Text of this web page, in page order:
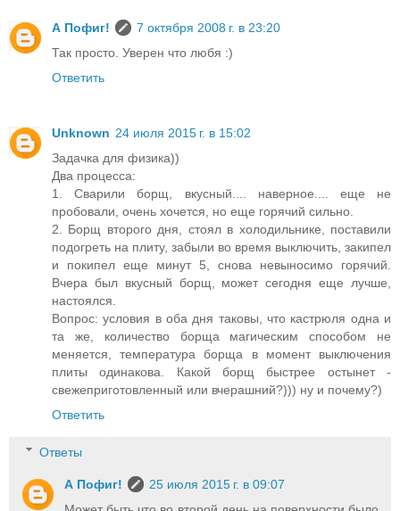
А Пофиг!
7 октября 2008 г. в 23:20
Так просто. Уверен что любя :)
Ответить
Unknown 24 июля 2015 г. в 15:02
Задачка для физика))
Два процесса:
1. Сварили борщ, вкусный.... наверное.... еще не
пробовали, очень хочется, но еще горячий сильно.
2. Борщ второго дня, стоял в холодильнике, поставили
подогреть на плиту, забыли во время выключить, закипел
и покипел еще минут 5, снова невыносимо горячий.
Вчера был вкусный борщ, может сегодня еще лучше,
настоялся.
Вопрос: условия в оба дня таковы, что кастрюля одна и
та же, количество борща магическим способом не
меняется, температура борща в момент выключения
плиты одинакова. Какой борщ быстрее остынет -
свежеприготовленный или вчерашний?))) ну и почему?)
Ответить
Ответы
А Пофиг!
25 июля 2015 г. в 09:07